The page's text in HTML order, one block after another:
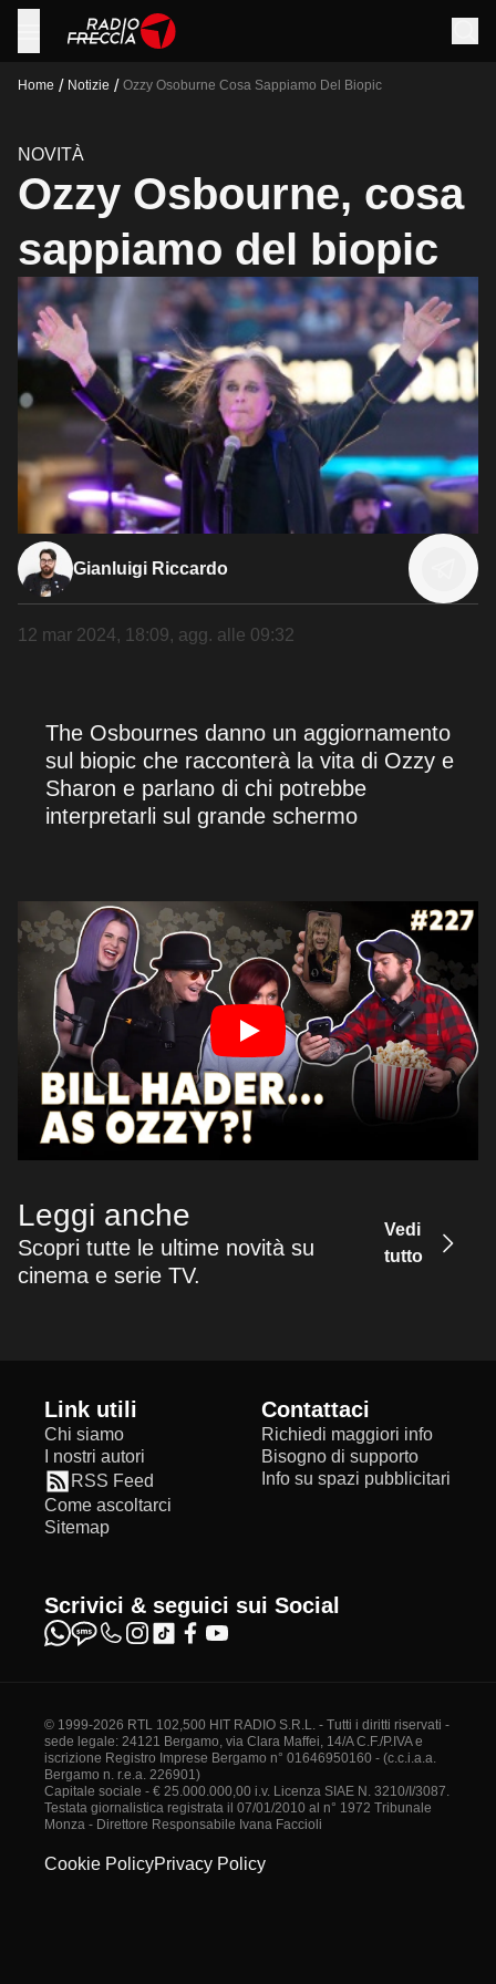
Home / Notizie / Ozzy Osoburne Cosa Sappiamo Del Biopic
NOVITÀ
Ozzy Osbourne, cosa
sappiamo del biopic
Gianluigi Riccardo
12 mar 2024, 18:09, agg. alle 09:32
The Osbournes danno un aggiornamento
sul biopic che racconterà la vita di Ozzy e
Sharon e parlano di chi potrebbe
interpretarli sul grande schermo
Leggi anche
Scopri tutte le ultime novità su
cinema e serie TV.
Vedi
tutto
Link utili
Chi siamo
I nostri autori
RSS Feed
Come ascoltarci
Sitemap
Contattaci
Richiedi maggiori info
Bisogno di supporto
Info su spazi pubblicitari
Scrivici & seguici sui Social
© 1999-2026 RTL 102,500 HIT RADIO S.R.L. - Tutti i diritti riservati -
sede legale: 24121 Bergamo, via Clara Maffei, 14/A C.F./P.IVA e
iscrizione Registro Imprese Bergamo n° 01646950160 - (c.c.i.a.a.
Bergamo n. r.e.a. 226901)
Capitale sociale - € 25.000.000,00 i.v. Licenza SIAE N. 3210/I/3087.
Testata giornalistica registrata il 07/01/2010 al n° 1972 Tribunale
Monza - Direttore Responsabile Ivana Faccioli
Cookie PolicyPrivacy Policy